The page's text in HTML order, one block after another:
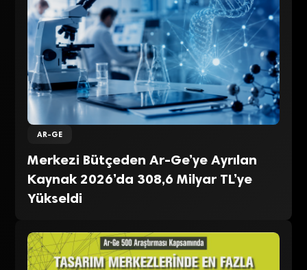
AR-GE
Merkezi Bütçeden Ar-Ge’ye Ayrılan
Kaynak 2026’da 308,6 Milyar TL’ye
Yükseldi